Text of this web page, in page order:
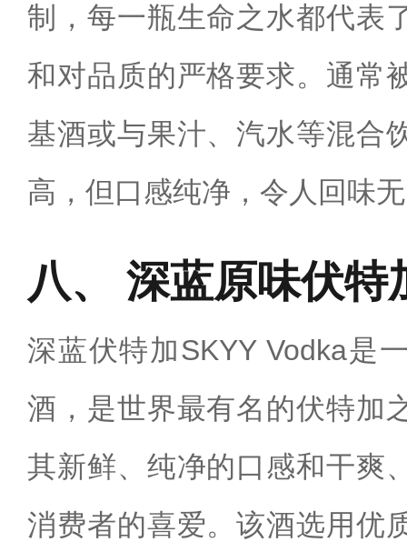
制，每一瓶生命之水都代表
和对品质的严格要求。通常
基酒或与果汁、汽水等混合
高，但口感纯净，令人回味
深蓝原味伏特
深蓝伏特加SKYY Vodka是
酒，是世界最有名的伏特加
其新鲜、纯净的口感和干爽
消费者的喜爱。该酒选用优